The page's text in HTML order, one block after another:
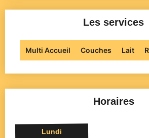
Les services
Multi Accueil Couches Lait
Horaires
Lundi